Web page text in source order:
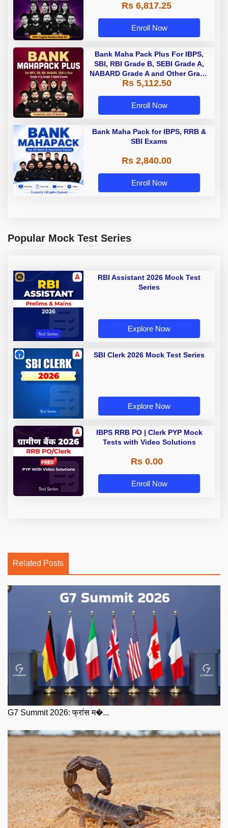
Rs 6,817.25
Enroll Now
Bank Maha Pack Plus For IBPS,
SBI, RBI Grade B, SEBI Grade A,
NABARD Grade A and Other Grade
A & Grade B Bank Exams
Rs 5,112.50
Enroll Now
Bank Maha Pack for IBPS, RRB &
SBI Exams
Rs 2,840.00
Enroll Now
Popular Mock Test Series
RBI Assistant 2026 Mock Test
Series
Explore Now
SBI Clerk 2026 Mock Test Series
Explore Now
IBPS RRB PO | Clerk PYP Mock
Tests with Video Solutions
Rs 0.00
Enroll Now
Related Posts
G7 Summit 2026: फ्रांस म�...